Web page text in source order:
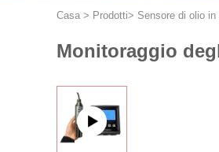
Casa > Prodotti> Sensore di olio in
Monitoraggio